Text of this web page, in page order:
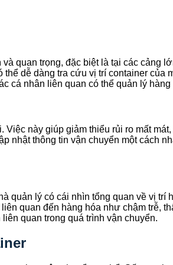
quan trọng, đặc biệt là tại các cảng
dễ dàng tra cứu vị trí container của
cá nhân liên quan có thể quản lý
này giúp giảm thiểu rủi ro mất
nhật thông tin vận chuyển một cách
quản lý có cái nhìn tổng quan về vị trí
quan đến hàng hóa như chậm trễ,
quan trong quá trình vận chuyển.